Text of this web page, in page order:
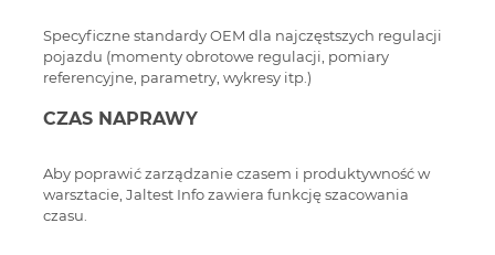
Specyficzne standardy OEM dla najczęstszych regulacji
pojazdu (momenty obrotowe regulacji, pomiary
referencyjne, parametry, wykresy itp.)
CZAS NAPRAWY
Aby poprawić zarządzanie czasem i produktywność w
warsztacie, Jaltest Info zawiera funkcję szacowania
czasu.